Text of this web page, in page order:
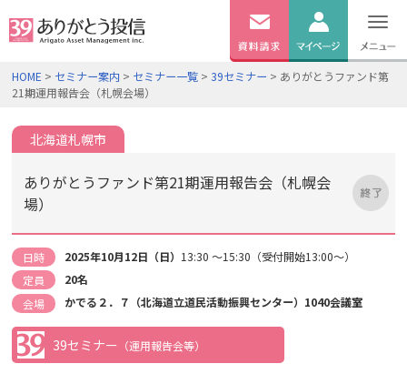
無料
資料 ログイン
HOME > セミナー案内 > セミナー一覧 >39セミナー > ありがとうファンド第
21期運用報告会（札幌会場）
北海道札幌市
ありがとうファンド第21期運用報告会（札幌会
場）
日時 2025年10月12日（日） 13:30 ～15:30（受付開始13:00～）
定員
20名
会場
かでる２．７（北海道立道民活動振興センター）1040会議室
39セミナー （運用報告会等）